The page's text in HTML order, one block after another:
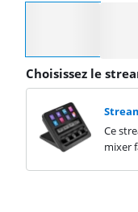
Choisissez le
Ce
mixer